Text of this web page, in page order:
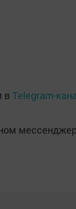
в Telegram-